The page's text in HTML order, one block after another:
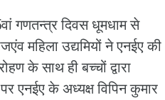
गणतन्त्र दिवस धूमधाम से
महिला उद्यमियों ने एनईए की
के साथ ही बच्चों द्वारा
एनईए के अध्यक्ष विपिन कुमार